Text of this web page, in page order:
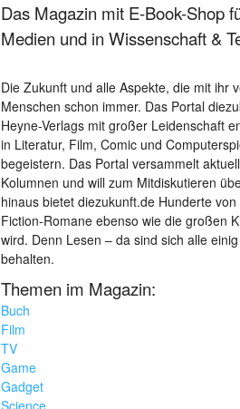
Das Magazin mit E-Book-Shop
Medien und in Wissenschaft &
Die Zukunft und alle Aspekte, die mit ihr
Menschen schon immer. Das Portal
Heyne-Verlags mit großer Leidenschaft
in Literatur, Film, Comic und
begeistern. Das Portal versammelt
Kolumnen und will zum Mitdiskutieren
hinaus bietet diezukunft.de Hunderte
Fiction-Romane ebenso wie die großen
wird. Denn Lesen – da sind sich alle
behalten.
Themen im Magazin:
Buch
Film
TV
Game
Gadget
Science